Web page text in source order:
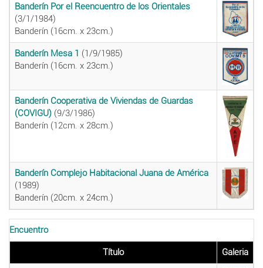
Banderín Por el Reencuentro de los Orientales
(3/1/1984)
Banderín (16cm. x 23cm.)
Banderín Mesa 1 (1/9/1985)
Banderín (16cm. x 23cm.)
Banderín Cooperativa de Viviendas de Guardas
(COVIGU) (9/3/1986)
Banderín (12cm. x 28cm.)
Banderín Complejo Habitacional Juana de América
(1989)
Banderín (20cm. x 24cm.)
Encuentro
Título Galeria